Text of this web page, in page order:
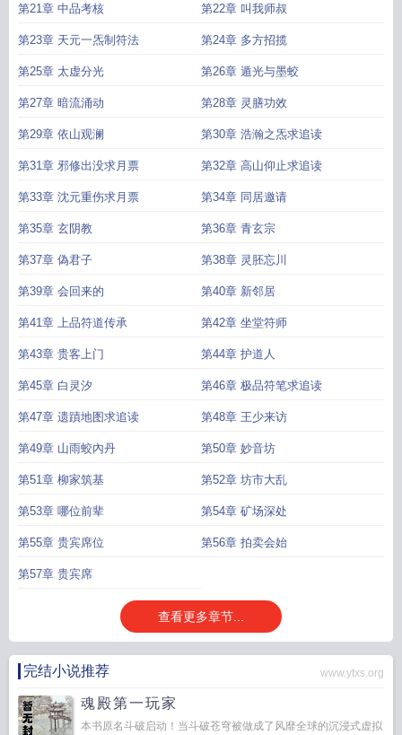
第21章 中品考核 第22章 叫我师叔
第23章 天元一炁制符法 第24章 多方招揽
第25章 太虚分光 第26章 遁光与墨蛟
第27章 暗流涌动 第28章 灵膳功效
第29章 依山观澜 第30章 浩瀚之炁求追读
第31章 邪修出没求月票 第32章 高山仰止求追读
第33章 沈元重伤求月票 第34章 同居邀请
第35章 玄阴教 第36章 青玄宗
第37章 偽君子 第38章 灵胚忘川
第39章 会回来的 第40章 新邻居
第41章 上品符道传承 第42章 坐堂符师
第43章 贵客上门 第44章 护道人
第45章 白灵汐 第46章 极品符笔求追读
第47章 遗蹟地图求追读 第48章 王少来访
第49章 山雨蛟內丹 第50章 妙音坊
第51章 柳家筑基 第52章 坊市大乱
第53章 哪位前辈 第54章 矿场深处
第55章 贵宾席位 第56章 拍卖会始
第57章 贵宾席
查看更多章节...
完结小说推荐 www.ytxs.org
魂殿第一玩家
本书原名斗破启动！当斗破苍穹被做成了风靡全球的沉浸式虚拟